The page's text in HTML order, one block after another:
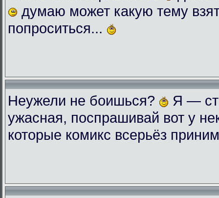
думаю может какую тему
попроситься...
Неужели не боишься?
Я —
ужасная, поспрашивай вот у
которые комикс всерьёз